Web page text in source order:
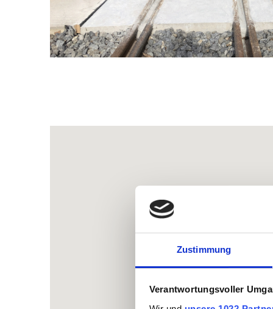
Zustimmung
Verantwortungsvoller